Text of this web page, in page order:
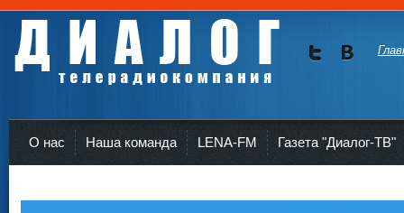
О нас Наша команда LENA-FM Газета "Диалог-ТВ"